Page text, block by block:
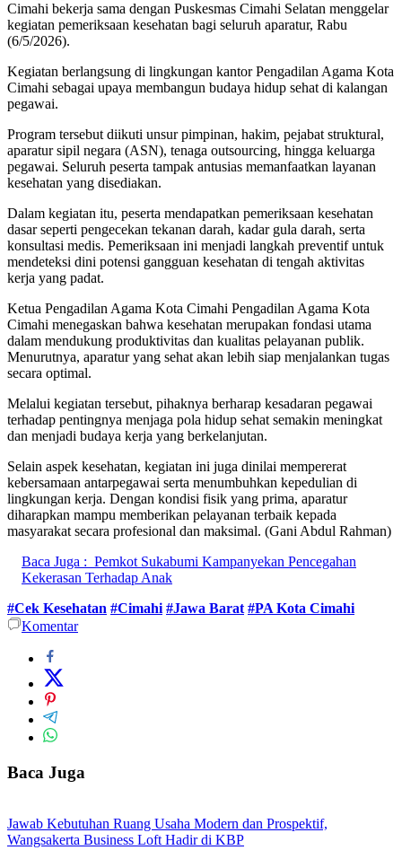
Cimahi bekerja sama dengan Puskesmas Cimahi Selatan menggelar
kegiatan pemeriksaan kesehatan bagi seluruh aparatur, Rabu
(6/5/2026).
Kegiatan berlangsung di lingkungan kantor Pengadilan Agama Kota
Cimahi sebagai upaya membangun budaya hidup sehat di kalangan
pegawai.
Program tersebut diikuti unsur pimpinan, hakim, pejabat struktural,
aparatur sipil negara (ASN), tenaga outsourcing, hingga keluarga
pegawai. Seluruh peserta tampak antusias memanfaatkan layanan
kesehatan yang disediakan.
Dalam kegiatan itu, peserta mendapatkan pemeriksaan kesehatan
dasar seperti pengecekan tekanan darah, kadar gula darah, serta
konsultasi medis. Pemeriksaan ini menjadi langkah preventif untuk
mendeteksi dini potensi gangguan kesehatan di tengah aktivitas
kerja yang padat.
Ketua Pengadilan Agama Kota Cimahi Pengadilan Agama Kota
Cimahi menegaskan bahwa kesehatan merupakan fondasi utama
dalam mendukung produktivitas dan kualitas pelayanan publik.
Menurutnya, aparatur yang sehat akan lebih siap menjalankan tugas
secara optimal.
Melalui kegiatan tersebut, pihaknya berharap kesadaran pegawai
terhadap pentingnya menjaga pola hidup sehat semakin meningkat
dan menjadi budaya kerja yang berkelanjutan.
Selain aspek kesehatan, kegiatan ini juga dinilai mempererat
kebersamaan antarpegawai serta menumbuhkan kepedulian di
lingkungan kerja. Dengan kondisi fisik yang prima, aparatur
diharapkan mampu memberikan pelayanan terbaik kepada
masyarakat secara profesional dan maksimal. (Gani Abdul Rahman)
Baca Juga : Pemkot Sukabumi Kampanyekan Pencegahan
Kekerasan Terhadap Anak
#Cek Kesehatan #Cimahi #Jawa Barat #PA Kota Cimahi
Komentar
Baca Juga
Jawab Kebutuhan Ruang Usaha Modern dan Prospektif,
Wangsakerta Business Loft Hadir di KBP